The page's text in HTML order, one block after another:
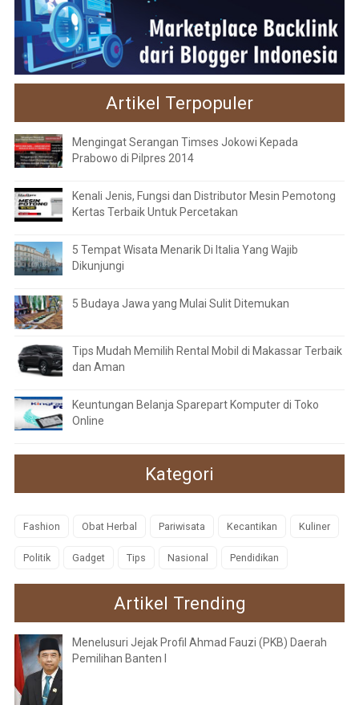
Artikel Terpopuler
Mengingat Serangan Timses Jokowi Kepada
Prabowo di Pilpres 2014
Kenali Jenis, Fungsi dan Distributor Mesin Pemotong
Kertas Terbaik Untuk Percetakan
5 Tempat Wisata Menarik Di Italia Yang Wajib
Dikunjungi
5 Budaya Jawa yang Mulai Sulit Ditemukan
Tips Mudah Memilih Rental Mobil di Makassar Terbaik
dan Aman
Keuntungan Belanja Sparepart Komputer di Toko
Online
Kategori
Fashion Obat Herbal Pariwisata Kecantikan Kuliner
Politik Gadget Tips Nasional Pendidikan
Artikel Trending
Menelusuri Jejak Profil Ahmad Fauzi (PKB) Daerah
Pemilihan Banten I